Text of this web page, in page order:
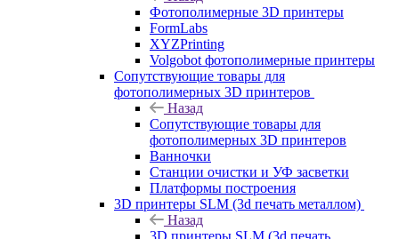
Фотополимерные 3D принтеры
FormLabs
XYZPrinting
Volgobot фотополимерные принтеры
Сопутствующие товары для
фотополимерных 3D принтеров
Назад
Сопутствующие товары для
фотополимерных 3D принтеров
Ванночки
Станции очистки и УФ засветки
Платформы построения
3D принтеры SLM (3d печать металлом)
Назад
3D принтеры SLM (3d печать